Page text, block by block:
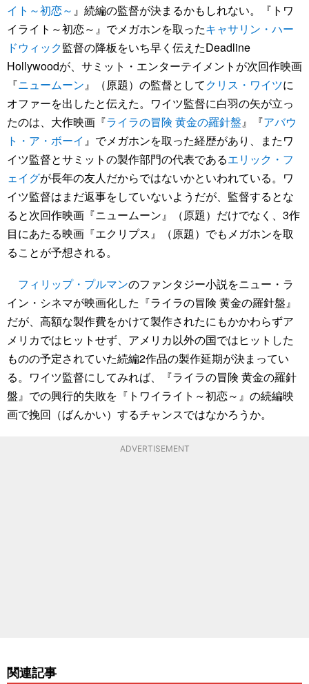
イト～初恋～ 』続編の監督が決まるかもしれない。『トワ
イライト～初恋～』でメガホンを取ったキャサリン・ハー
ドウィック監督の降板をいち早く伝えたDeadline
Hollywoodが、サミット・エンターテイメントが次回作映画
『ニュームーン』（原題）の監督としてクリス・ワイツに
オファーを出したと伝えた。ワイツ監督に白羽の矢が立っ
たのは、大作映画『ライラの冒険 黄金の羅針盤』『アバウ
ト・ア・ボーイ 』でメガホンを取った経歴があり、またワ
イツ監督とサミットの製作部門の代表であるエリック・フ
ェイグが長年の友人だからではないかといわれている。ワ
イツ監督はまだ返事をしていないようだが、監督するとな
ると次回作映画『ニュームーン』（原題）だけでなく、3作
目にあたる映画『エクリプス』（原題）でもメガホンを取
ることが予想される。
フィリップ・プルマンのファンタジー小説をニュー・ラ
イン・シネマが映画化した『ライラの冒険 黄金の羅針盤』
だが、高額な製作費をかけて製作されたにもかかわらずア
メリカではヒットせず、アメリカ以外の国ではヒットした
ものの予定されていた続編2作品の製作延期が決まってい
る。ワイツ監督にしてみれば、『ライラの冒険 黄金の羅針
盤』での興行的失敗を『トワイライト～初恋～』の続編映
画で挽回（ばんかい）するチャンスではなかろうか。
ADVERTISEMENT
関連記事